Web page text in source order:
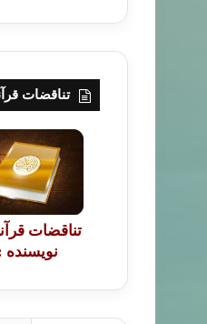
تناقضات
تناقضات
نویسنده